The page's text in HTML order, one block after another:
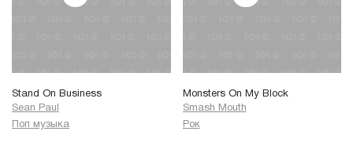
Stand On Business
Sean Paul
Поп музыка
Monsters On My Block
Smash Mouth
Рок